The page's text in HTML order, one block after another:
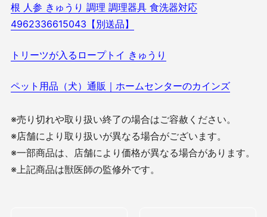
根 人参 きゅうり 調理 調理器具 食洗器対応
4962336615043【別送品】
トリーツが入るロープトイ きゅうり
ペット用品（犬）通販｜ホームセンターのカインズ
※売り切れや取り扱い終了の場合はご容赦ください。
※店舗により取り扱いが異なる場合がございます。
※一部商品は、店舗により価格が異なる場合があります。
※上記商品は獣医師の監修外です。